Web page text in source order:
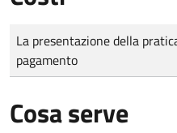
Tipo di pagamento
Importo
La presentazione della
pagamento
Cosa serve